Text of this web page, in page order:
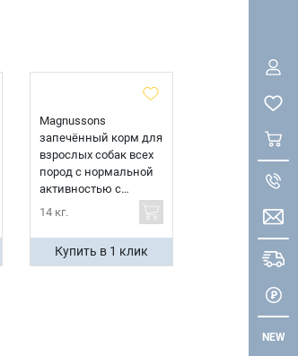
NEW
Magnussons
запечённый корм для
взрослых собак всех
пород с нормальной
активностью с
говядиной и
14 кг.
Купить в 1 клик